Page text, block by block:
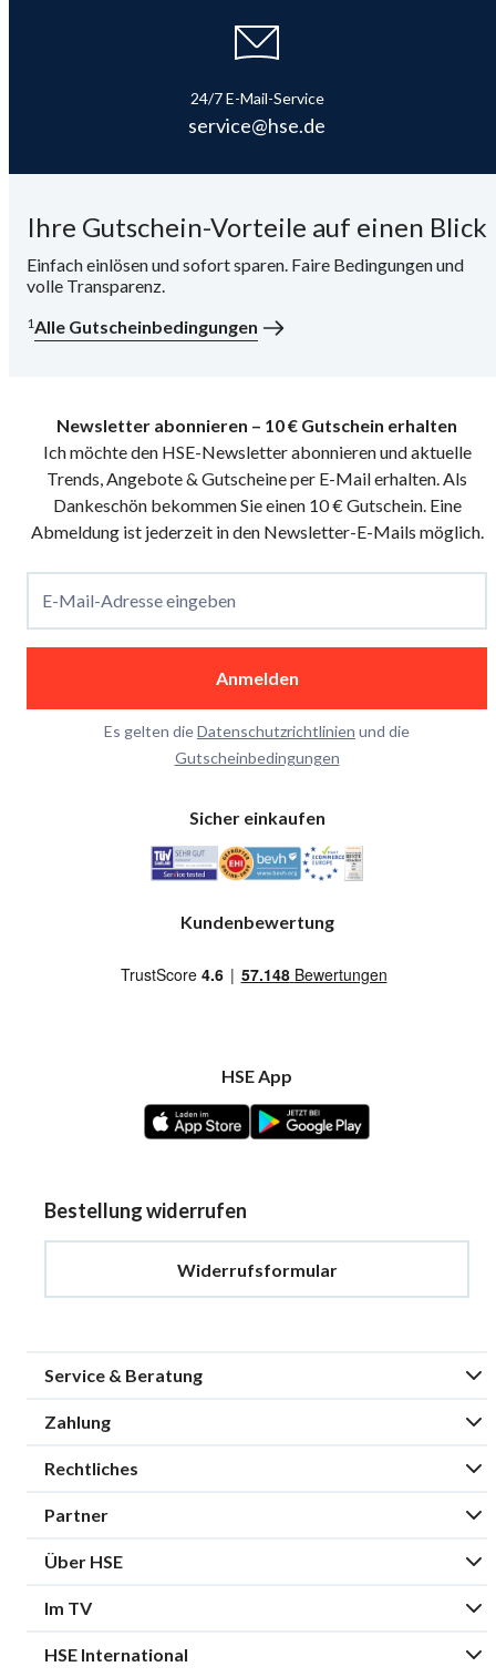
24/7 E-Mail-Service
service@hse.de
Ihre Gutschein-Vorteile auf einen Blick
Einfach einlösen und sofort sparen. Faire Bedingungen und
volle Transparenz.
1Alle Gutscheinbedingungen
Newsletter abonnieren – 10 € Gutschein erhalten
Ich möchte den HSE-Newsletter abonnieren und aktuelle
Trends, Angebote & Gutscheine per E-Mail erhalten. Als
Dankeschön bekommen Sie einen 10 € Gutschein. Eine
Abmeldung ist jederzeit in den Newsletter-E-Mails möglich.
E-Mail-Adresse eingeben
Anmelden
Es gelten dieDatenschutzrichtlinien und die
Gutscheinbedingungen
Sicher einkaufen
Kundenbewertung
HSE App
Bestellung widerrufen
Widerrufsformular
Service & Beratung
Zahlung
Rechtliches
Partner
Über HSE
Im TV
HSE International